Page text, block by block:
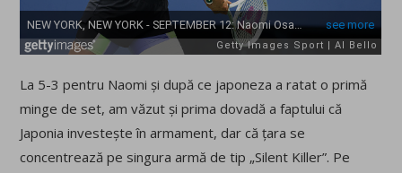
La 5-3 pentru Naomi și după ce japoneza a ratat o primă
minge de set, am văzut și prima dovadă a faptului că
Japonia investește în armament, dar că țara se
concentrează pe singura armă de tip „Silent Killer”. Pe